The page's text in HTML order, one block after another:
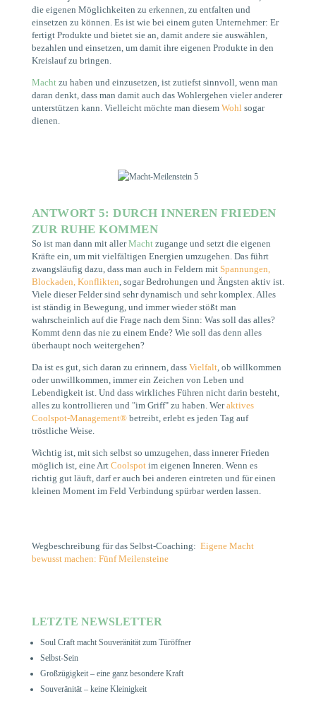
die eigenen Möglichkeiten zu erkennen, zu entfalten und
einsetzen zu können. Es ist wie bei einem guten Unternehmer: Er
fertigt Produkte und bietet sie an, damit andere sie auswählen,
bezahlen und einsetzen, um damit ihre eigenen Produkte in den
Kreislauf zu bringen.
Machtzu haben und einzusetzen, ist zutiefst sinnvoll, wenn man
daran denkt, dass man damit auch das Wohlergehen vieler anderer
unterstützen kann. Vielleicht möchte man diesem Wohl sogar
dienen.
ANTWORT 5: DURCH INNEREN FRIEDEN
ZUR RUHE KOMMEN
So ist man dann mit allerMachtzugange und setzt die eigenen
Kräfte ein, um mit vielfältigen Energien umzugehen. Das führt
zwangsläufig dazu, dass man auch in Feldern mit Spannungen,
Blockaden, Konflikten , sogar Bedrohungen und Ängsten aktiv ist.
Viele dieser Felder sind sehr dynamisch und sehr komplex. Alles
ist ständig in Bewegung, und immer wieder stößt man
wahrscheinlich auf die Frage nach dem Sinn: Was soll das alles?
Kommt denn das nie zu einem Ende? Wie soll das denn alles
überhaupt noch weitergehen?
Da ist es gut, sich daran zu erinnern, dass Vielfalt, ob willkommen
oder unwillkommen, immer ein Zeichen von Leben und
Lebendigkeit ist. Und dass wirkliches Führen nicht darin besteht,
alles zu kontrollieren und "im Griff" zu haben. Weraktives
Coolspot-Management®betreibt, erlebt es jeden Tag auf
tröstliche Weise.
Wichtig ist, mit sich selbst so umzugehen, dass innerer Frieden
möglich ist, eine Art Coolspotim eigenen Inneren. Wenn es
richtig gut läuft, darf er auch bei anderen eintreten und für einen
kleinen Moment im Feld Verbindung spürbar werden lassen.
Wegbeschreibung für das Selbst-Coaching: Eigene Macht
bewusst machen: Fünf Meilensteine
LETZTE NEWSLETTER
Soul Craft macht Souveränität zum Türöffner
Selbst-Sein
Großzügigkeit – eine ganz besondere Kraft
Souveränität – keine Kleinigkeit